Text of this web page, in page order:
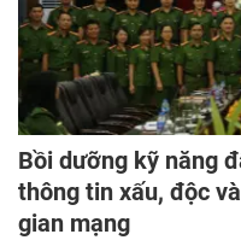
Bồi dưỡng kỹ năng
thông tin xấu, độc
gian mạng